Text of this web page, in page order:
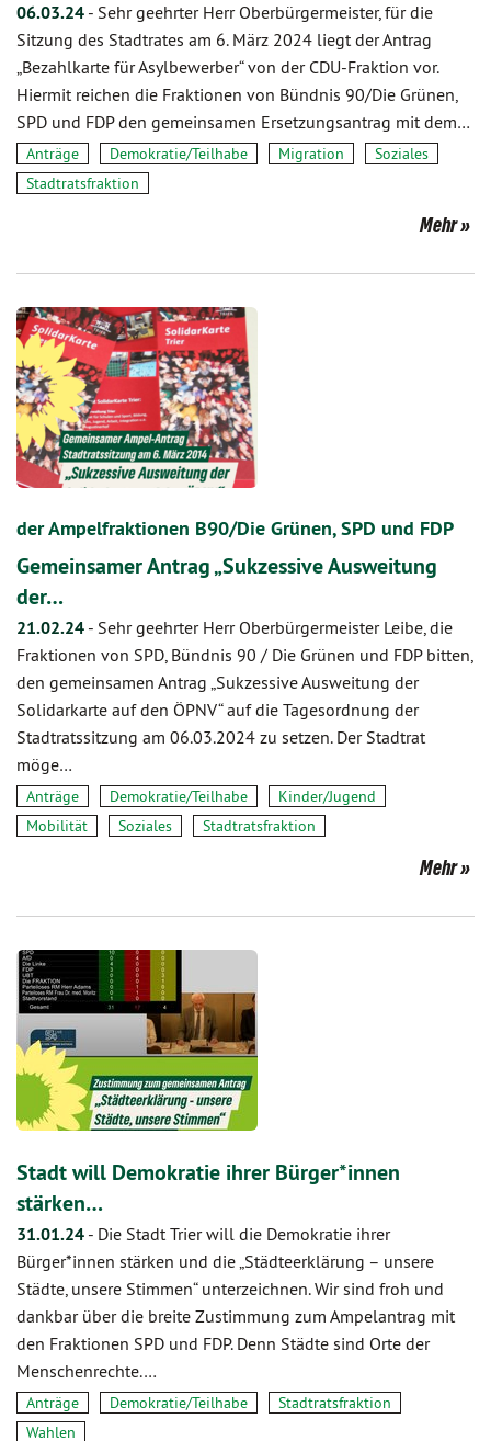
06.03.24 - Sehr geehrter Herr Oberbürgermeister, für die
Sitzung des Stadtrates am 6. März 2024 liegt der Antrag
„Bezahlkarte für Asylbewerber“ von der CDU-Fraktion vor.
Hiermit reichen die Fraktionen von Bündnis 90/Die Grünen,
SPD und FDP den gemeinsamen Ersetzungsantrag mit dem…
Anträge Demokratie/Teilhabe Migration
Soziales
Stadtratsfraktion
Mehr
der Ampelfraktionen B90/Die Grünen, SPD und FDP
Gemeinsamer Antrag „Sukzessive Ausweitung
der…
21.02.24 - Sehr geehrter Herr Oberbürgermeister Leibe, die
Fraktionen von SPD, Bündnis 90 / Die Grünen und FDP bitten,
den gemeinsamen Antrag „Sukzessive Ausweitung der
Solidarkarte auf den ÖPNV“ auf die Tagesordnung der
Stadtratssitzung am 06.03.2024 zu setzen. Der Stadtrat
möge…
Anträge Demokratie/Teilhabe
Kinder/Jugend
Mobilität
Soziales Stadtratsfraktion
Mehr
Stadt will Demokratie ihrer Bürger*innen
stärken…
31.01.24 - Die Stadt Trier will die Demokratie ihrer
Bürger*innen stärken und die „Städteerklärung – unsere
Städte, unsere Stimmen“ unterzeichnen. Wir sind froh und
dankbar über die breite Zustimmung zum Ampelantrag mit
den Fraktionen SPD und FDP. Denn Städte sind Orte der
Menschenrechte.…
Anträge Demokratie/Teilhabe
Stadtratsfraktion
Wahlen